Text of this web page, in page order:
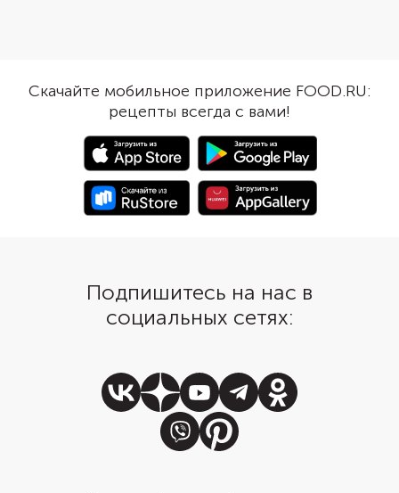
поэтому не готовьте его с
большим запасом времени.
яблоко, особенно
сладкое, и киви.
подойдет как сырая,
отварная. При
положить даже
корейски: в этом
будет еще и с
Скачайте мобильное приложение FOOD.RU:
рецепты всегда с вами!
Подпишитесь на нас в
социальных сетях: